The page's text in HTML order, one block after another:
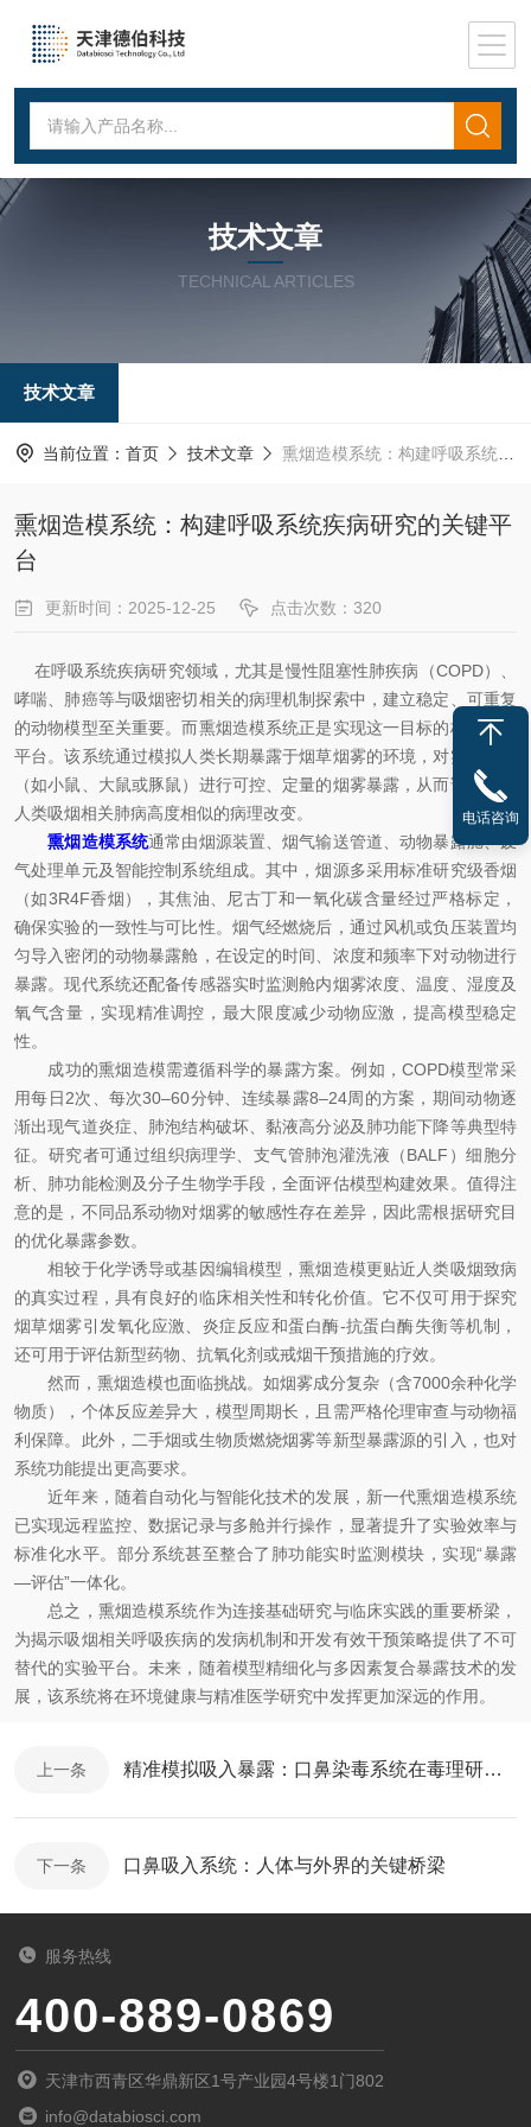
技术文章
TECHNICAL ARTICLES
技术文章
当前位置： 首页 技术文章 熏烟造模系统：构建呼吸系统疾病研究的关键平台
熏烟造模系统：构建呼吸系统疾病研究的关键平
台
更新时间：2025-12-25 点击次数：320
在呼吸系统疾病研究领域，尤其是慢性阻塞性肺疾病（COPD）、
哮喘、肺癌等与吸烟密切相关的病理机制探索中，建立稳定、可重复
的动物模型至关重要。而熏烟造模系统正是实现这一目标的核心技术
平台。该系统通过模拟人类长期暴露于烟草烟雾的环境，对实验动物
（如小鼠、大鼠或豚鼠）进行可控、定量的烟雾暴露，从而诱导出与
人类吸烟相关肺病高度相似的病理改变。
熏烟造模系统通常由烟源装置、烟气输送管道、动物暴露舱、废
气处理单元及智能控制系统组成。其中，烟源多采用标准研究级香烟
（如3R4F香烟），其焦油、尼古丁和一氧化碳含量经过严格标定，
确保实验的一致性与可比性。烟气经燃烧后，通过风机或负压装置均
匀导入密闭的动物暴露舱，在设定的时间、浓度和频率下对动物进行
暴露。现代系统还配备传感器实时监测舱内烟雾浓度、温度、湿度及
氧气含量，实现精准调控，最大限度减少动物应激，提高模型稳定
性。
成功的熏烟造模需遵循科学的暴露方案。例如，COPD模型常采
用每日2次、每次30–60分钟、连续暴露8–24周的方案，期间动物逐
渐出现气道炎症、肺泡结构破坏、黏液高分泌及肺功能下降等典型特
征。研究者可通过组织病理学、支气管肺泡灌洗液（BALF）细胞分
析、肺功能检测及分子生物学手段，全面评估模型构建效果。值得注
意的是，不同品系动物对烟雾的敏感性存在差异，因此需根据研究目
的优化暴露参数。
相较于化学诱导或基因编辑模型，熏烟造模更贴近人类吸烟致病
的真实过程，具有良好的临床相关性和转化价值。它不仅可用于探究
烟草烟雾引发氧化应激、炎症反应和蛋白酶-抗蛋白酶失衡等机制，
还可用于评估新型药物、抗氧化剂或戒烟干预措施的疗效。
然而，熏烟造模也面临挑战。如烟雾成分复杂（含7000余种化学
物质），个体反应差异大，模型周期长，且需严格伦理审查与动物福
利保障。此外，二手烟或生物质燃烧烟雾等新型暴露源的引入，也对
系统功能提出更高要求。
近年来，随着自动化与智能化技术的发展，新一代熏烟造模系统
已实现远程监控、数据记录与多舱并行操作，显著提升了实验效率与
标准化水平。部分系统甚至整合了肺功能实时监测模块，实现“暴露
—评估”一体化。
总之，熏烟造模系统作为连接基础研究与临床实践的重要桥梁，
为揭示吸烟相关呼吸疾病的发病机制和开发有效干预策略提供了不可
替代的实验平台。未来，随着模型精细化与多因素复合暴露技术的发
展，该系统将在环境健康与精准医学研究中发挥更加深远的作用。
上一条 精准模拟吸入暴露：口鼻染毒系统在毒理研究中的关键作用
下一条 口鼻吸入系统：人体与外界的关键桥梁
服务热线
400-889-0869
天津市西青区华鼎新区1号产业园4号楼1门802
info@databiosci.com
电话咨询